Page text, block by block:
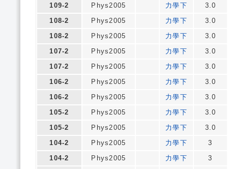
109-2
Phys2005 力學下
3.0
108-2
Phys2005 力學下
3.0
108-2
Phys2005 力學下
3.0
107-2
Phys2005 力學下
3.0
107-2
Phys2005 力學下
3.0
106-2
Phys2005 力學下
3.0
106-2
Phys2005 力學下
3.0
105-2
Phys2005 力學下
3.0
105-2
Phys2005 力學下
3.0
104-2
Phys2005 力學下
3
104-2
Phys2005 力學下
3